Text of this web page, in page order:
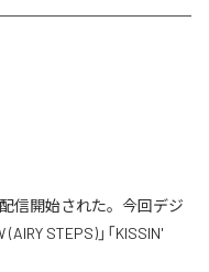
配信開始された。今回デジ
STEPS)」「KISSIN'